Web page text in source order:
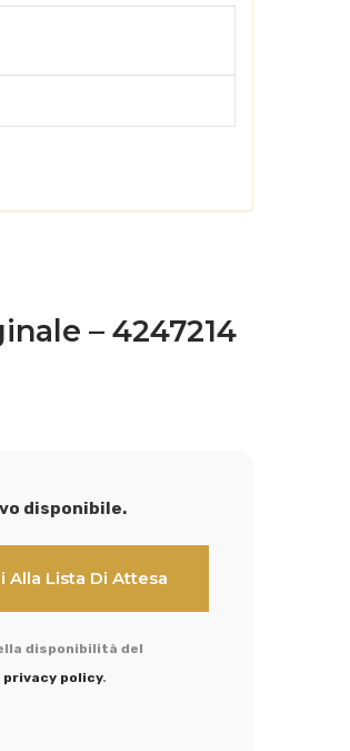
– 4247214
disponibile.
disponibilità del
privacy policy.